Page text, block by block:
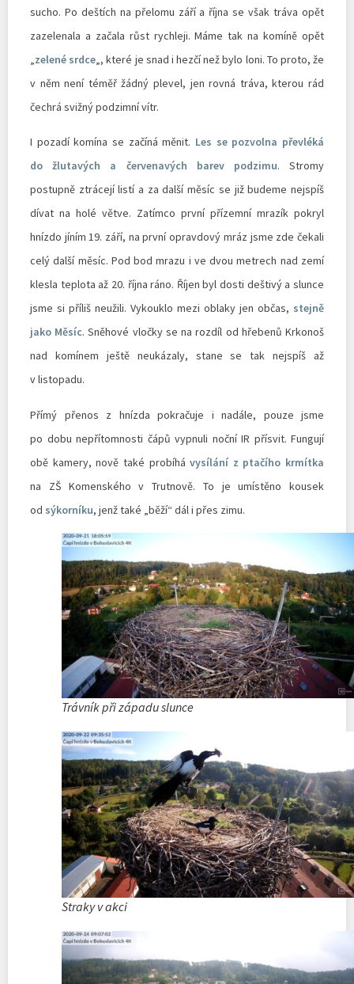
sucho. Po deštích na přelomu září a října se však tráva opět
zazelenala a začala růst rychleji. Máme tak na komíně opět
„zelené srdce„, které je snad i hezčí než bylo loni. To proto, že
v něm není téměř žádný plevel, jen rovná tráva, kterou rád
čechrá svižný podzimní vítr.
I pozadí komína se začíná měnit. Les se pozvolna převléká
do žlutavých a červenavých barev podzimu. Stromy
postupně ztrácejí listí a za další měsíc se již budeme nejspíš
dívat na holé větve. Zatímco první přízemní mrazík pokryl
hnízdo jíním 19. září, na první opravdový mráz jsme zde čekali
celý další měsíc. Pod bod mrazu i ve dvou metrech nad zemí
klesla teplota až 20. října ráno. Říjen byl dosti deštivý a slunce
jsme si příliš neužili. Vykouklo mezi oblaky jen občas, stejně
jako Měsíc. Sněhové vločky se na rozdíl od hřebenů Krkonoš
nad komínem ještě neukázaly, stane se tak nejspíš až
v listopadu.
Přímý přenos z hnízda pokračuje i nadále, pouze jsme
po dobu nepřítomnosti čápů vypnuli noční IR přísvit. Fungují
obě kamery, nově také probíhávysílání z ptačího krmítka
na ZŠ Komenského v Trutnově. To je umístěno kousek
od sýkorníku, jenž také „běží“ dál i přes zimu.
Trávník při západu slunce
Straky v akci